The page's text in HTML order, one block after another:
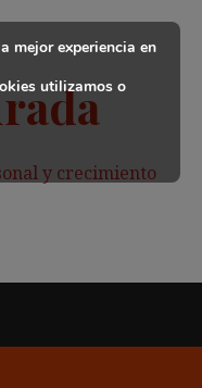
y crecimiento
mejor experiencia en
utilizamos o